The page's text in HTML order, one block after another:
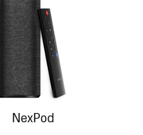
NexPod